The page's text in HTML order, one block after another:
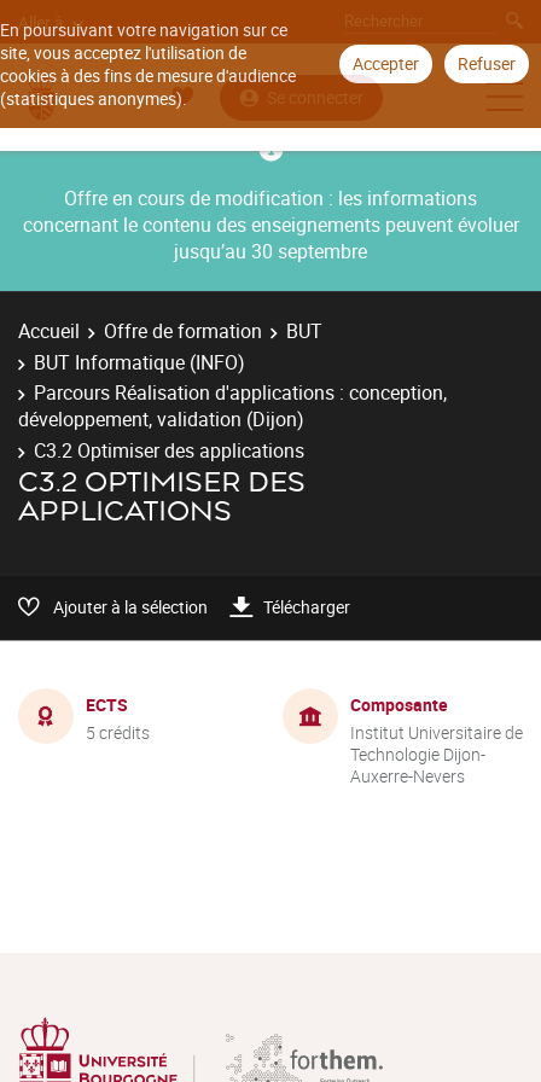
En poursuivant votre navigation sur ce
site, vous acceptez l'utilisation de
cookies à des fins de mesure d'audience
(statistiques anonymes).
Accepter Refuser
Aller à
Se connecter
Offre en cours de modification : les informations
concernant le contenu des enseignements peuvent évoluer
jusqu’au 30 septembre
Accueil Offre de formation
BUT
BUT Informatique (INFO)
Parcours Réalisation d'applications : conception,
développement, validation (Dijon)
C3.2 Optimiser des applications
C3.2 OPTIMISER DES
APPLICATIONS
Ajouter à la sélection Télécharger
ECTS
5 crédits
Composante
Institut Universitaire de
Technologie Dijon-
Auxerre-Nevers